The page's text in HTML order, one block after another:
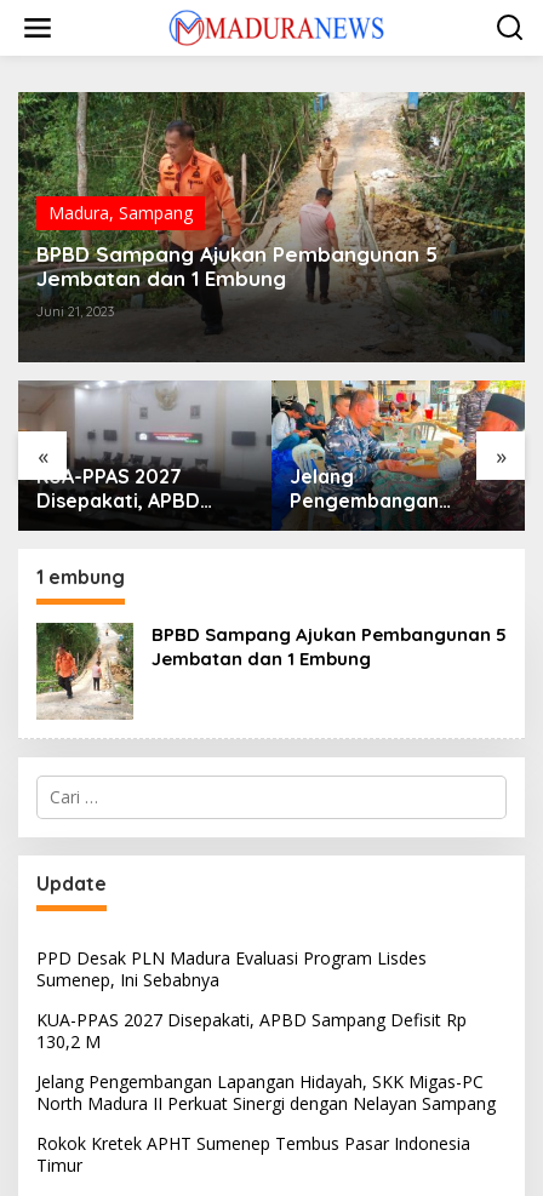
konten
Madura, Sampang
BPBD Sampang Ajukan Pembangunan 5
Jembatan dan 1 Embung
Juni 21, 2023
« »
KUA-PPAS 2027
Disepakati, APBD
Sampang Defisit Rp
Jelang
Pengembangan
Lapangan Hidayah,
1 embung
BPBD Sampang Ajukan Pembangunan 5
Jembatan dan 1 Embung
Cari
untuk:
Update
PPD Desak PLN Madura Evaluasi Program Lisdes
Sumenep, Ini Sebabnya
KUA-PPAS 2027 Disepakati, APBD Sampang Defisit Rp
130,2 M
Jelang Pengembangan Lapangan Hidayah, SKK Migas-PC
North Madura II Perkuat Sinergi dengan Nelayan Sampang
Rokok Kretek APHT Sumenep Tembus Pasar Indonesia
Timur